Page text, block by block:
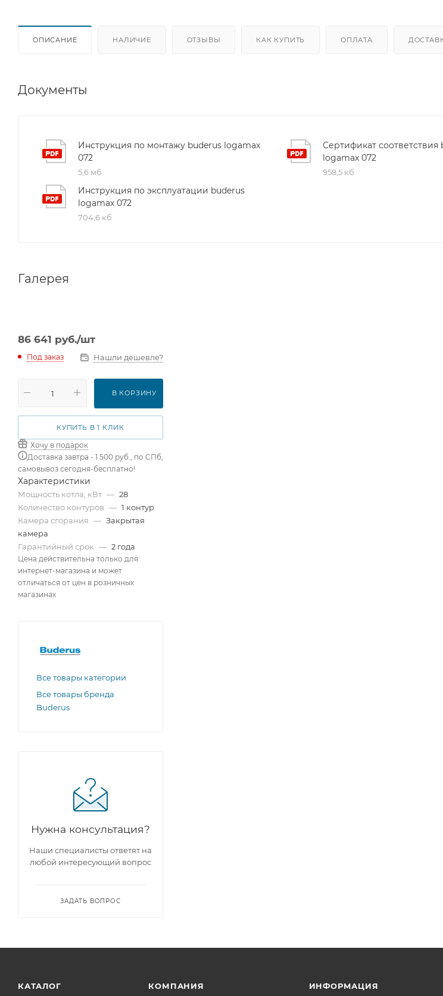
ОПИСАНИЕ НАЛИЧИЕ ОТЗЫВЫ КАК КУПИТЬ ОПЛАТА
Документы
Инструкция по монтажу buderus logamax
072
5,6 мб
Сертификат соответствия
logamax 072
958,5 кб
Инструкция по эксплуатации buderus
logamax 072
704,6 кб
Галерея
86 641 руб./шт
Под заказ Нашли дешевле?
В КОРЗИНУ
КУПИТЬ В 1 КЛИК
Хочу в подарок
Доставка завтра - 1 500 руб., по СПб,
самовывоз сегодня-бесплатно!
Характеристики
Мощность котла, кВт — 28
Количество контуров — 1 контур
Камера сгорания — Закрытая
камера
Гарантийный срок — 2 года
Цена действительна только для
интернет-магазина и может
отличаться от цен в розничных
магазинах
Все товары категории
Все товары бренда
Buderus
Нужна консультация?
Наши специалисты ответят на
любой интересующий вопрос
ЗАДАТЬ ВОПРОС
КАТАЛОГ КОМПАНИЯ ИНФОРМАЦИЯ